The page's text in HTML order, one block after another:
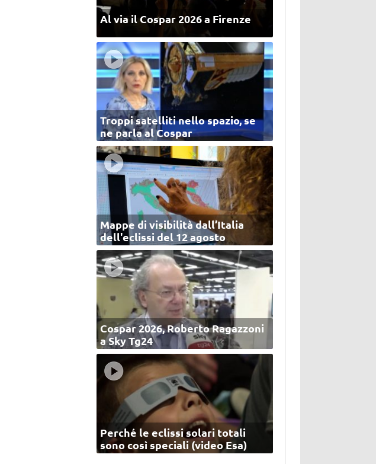
Al via il Cospar 2026 a Firenze
Troppi satelliti nello spazio, se
ne parla al Cospar
Mappe di visibilità dall’Italia
dell'eclissi del 12 agosto
Cospar 2026, Roberto Ragazzoni
a Sky Tg24
Perché le eclissi solari totali
sono così speciali (video Esa)